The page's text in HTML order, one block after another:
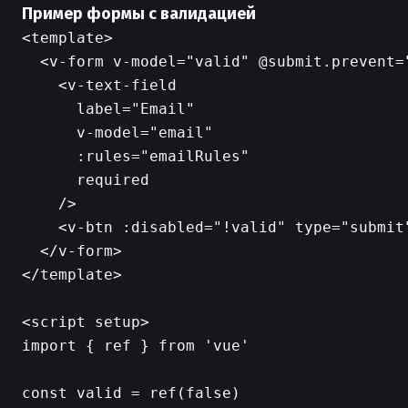
Пример формы с валидацией
<template>
<v-form v-model="valid"
    <v-text-field
      label="Email"
      v-model="email"
      :rules="emailRules"
      required
    />
<v-btn :disabled="!valid"
  </v-form>
</template>
<script setup>
import { ref } from 'vue'
const valid = ref(false)